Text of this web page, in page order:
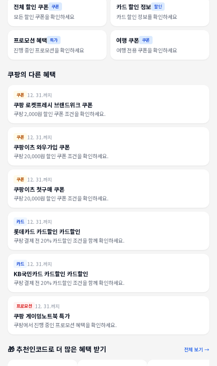
전체 할인 쿠폰 쿠폰
모든 할인 쿠폰을 확인하세요
카드 할인 정보 할인
카드 할인 정보를 확인하세요
프로모션 혜택 특가
진행 중인 프로모션을 확인하세요
여행 쿠폰 쿠폰
여행 전용 쿠폰을 확인하세요
쿠팡의 다른 혜택
쿠폰 12. 31.까지
쿠팡 로켓프레시 브랜드위크 쿠폰
쿠팡 2,000원 할인 쿠폰 조건을 확인하세요.
쿠폰 12. 31.까지
쿠팡이츠 와우가입 쿠폰
쿠팡 20,000원 할인 쿠폰 조건을 확인하세요.
쿠폰 12. 31.까지
쿠팡이츠 첫구매 쿠폰
쿠팡 20,000원 할인 쿠폰 조건을 확인하세요.
카드 12. 31.까지
롯데카드 카드할인 카드할인
쿠팡 결제 전 20% 카드할인 조건을 함께 확인하세요.
카드 12. 31.까지
KB국민카드 카드할인 카드할인
쿠팡 결제 전 20% 카드할인 조건을 함께 확인하세요.
프로모션 12. 31.까지
쿠팡 게이밍노트북 특가
쿠팡에서 진행 중인 프로모션 혜택을 확인하세요.
🎁 추천인코드로 더 많은 혜택 받기 전체 보기 →